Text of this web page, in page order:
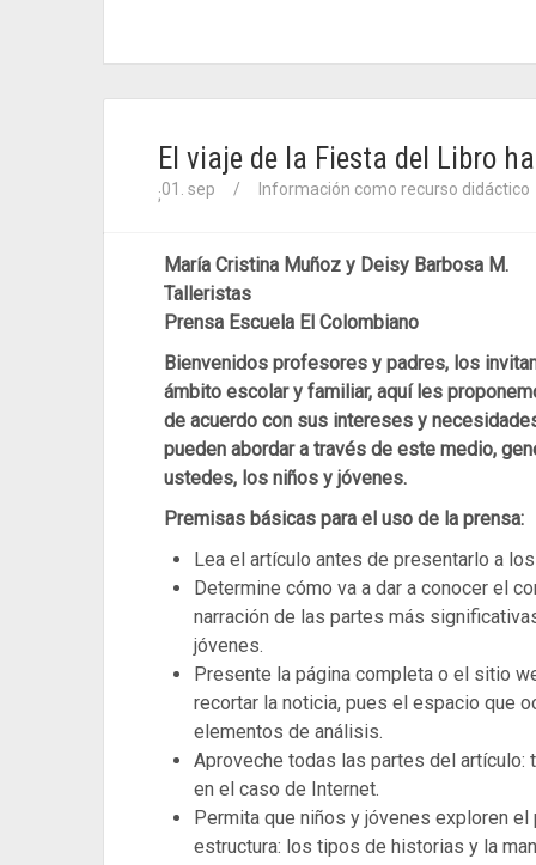
El viaje de la Fiesta del Libro
;01. sep / Información como recurso didáctico
María Cristina Muñoz y Deisy Barbosa M.
Talleristas
Prensa Escuela El Colombiano
Bienvenidos profesores y padres, los
ámbito escolar y familiar, aquí les
de acuerdo con sus intereses y
pueden abordar a través de este medio,
ustedes, los niños y jóvenes.
Premisas básicas para el uso de la prensa:
Lea el artículo antes de presentarlo a
Determine cómo va a dar a conocer el
narración de las partes más
jóvenes.
Presente la página completa o el sitio
recortar la noticia, pues el espacio que
elementos de análisis.
Aproveche todas las partes del
en el caso de Internet.
Permita que niños y jóvenes exploren
estructura: los tipos de historias y la